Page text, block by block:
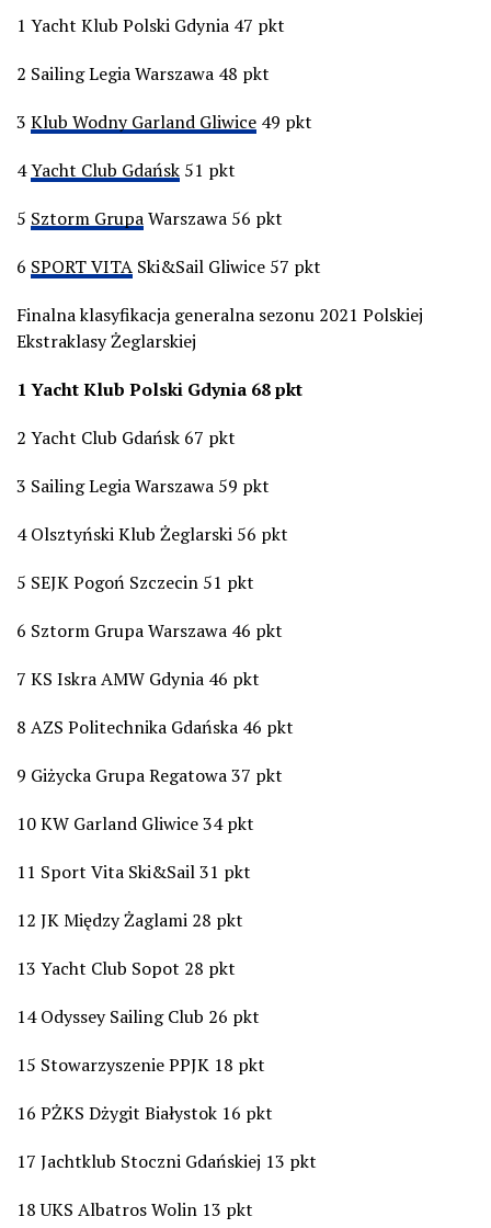
1 Yacht Klub Polski Gdynia 47 pkt
2 Sailing Legia Warszawa 48 pkt
3 Klub Wodny Garland Gliwice 49 pkt
4Yacht Club Gdańsk 51 pkt
5 Sztorm GrupaWarszawa 56 pkt
6 SPORT VITA Ski&Sail Gliwice 57 pkt
Finalna klasyfikacja generalna sezonu 2021 Polskiej
Ekstraklasy Żeglarskiej
1 Yacht Klub Polski Gdynia 68 pkt
2 Yacht Club Gdańsk 67 pkt
3 Sailing Legia Warszawa 59 pkt
4 Olsztyński Klub Żeglarski 56 pkt
5 SEJK Pogoń Szczecin 51 pkt
6 Sztorm Grupa Warszawa 46 pkt
7 KS Iskra AMW Gdynia 46 pkt
8 AZS Politechnika Gdańska 46 pkt
9 Giżycka Grupa Regatowa 37 pkt
10 KW Garland Gliwice 34 pkt
11 Sport Vita Ski&Sail 31 pkt
12 JK Między Żaglami 28 pkt
13 Yacht Club Sopot 28 pkt
14 Odyssey Sailing Club 26 pkt
15 Stowarzyszenie PPJK 18 pkt
16 PŻKS Dżygit Białystok 16 pkt
17 Jachtklub Stoczni Gdańskiej 13 pkt
18 UKS Albatros Wolin 13 pkt